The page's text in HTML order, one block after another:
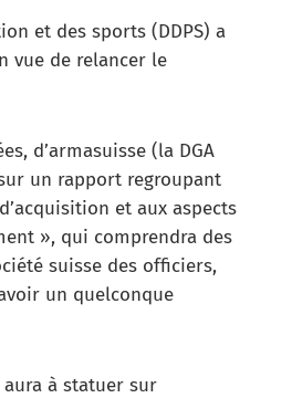
et des sports (DDPS) a
vue de relancer le
d’armasuisse (la DGA
un rapport regroupant
et aux aspects
», qui comprendra des
suisse des officiers,
un quelconque
aura à statuer sur